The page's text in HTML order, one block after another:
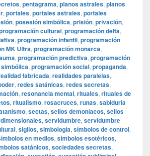
, pentagrama, planos astrales, planos
, portales, portales astrales, portales
, posesión simbólica, prisión, privación,
cultural, programación delta,
, programación infantil, programación
MK Ultra, programación monarca,
, programación predictiva, programación
, programación social, propaganda,
fabricada, realidades paralelas,
, redes satánicas, redes secretas,
, resonancia mental, rituales, rituales de
, ritualismo, rosacruces, runas, sabiduría
, sectas, sellos demoníacos, sellos
, servidumbre, servidumbre
, sigilos, simbología, símbolos de control,
en medios, símbolos esotéricos,
satánicos, sociedades secretas,